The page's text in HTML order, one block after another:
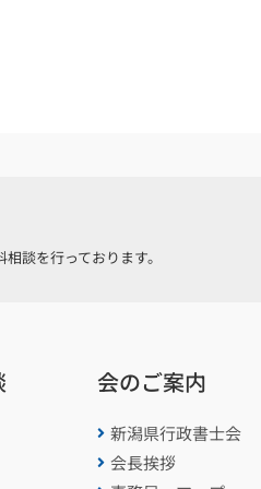
談を行っております。
会のご案内
 新潟県行政書士会
 会長挨拶